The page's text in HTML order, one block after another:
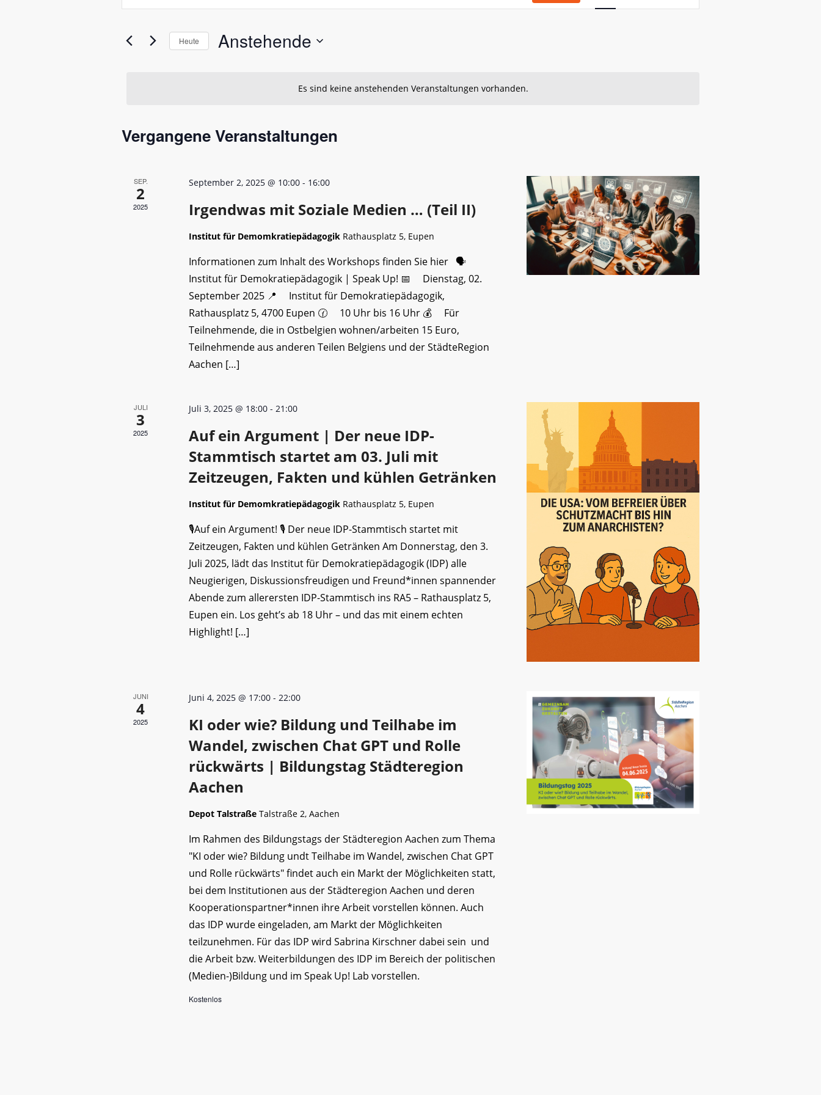
Es sind keine anstehenden Veranstaltungen vorhanden.
und
Ansichtennavigation
Das
Suche
nach
Heute Anstehende
Vergangene Veranstaltungen
SEP.
2
2025
September 2, 2025 @ 10:00 - 16:00
Irgendwas mit Soziale Medien … (Teil II)
Institut für Demomkratiepädagogik Rathausplatz 5, Eupen
Informationen zum Inhalt des Workshops finden Sie hier 🗣️
Institut für Demokratiepädagogik | Speak Up! 📅 Dienstag, 02.
September 2025 📍 Institut für Demokratiepädagogik,
Rathausplatz 5, 4700 Eupen 🕜 10 Uhr bis 16 Uhr 💰 Für
Teilnehmende, die in Ostbelgien wohnen/arbeiten 15 Euro,
Teilnehmende aus anderen Teilen Belgiens und der StädteRegion
Aachen […]
JULI
3
2025
Juli 3, 2025 @ 18:00 -21:00
Auf ein Argument | Der neue IDP-
Stammtisch startet am 03. Juli mit
Zeitzeugen, Fakten und kühlen Getränken
Institut für Demomkratiepädagogik Rathausplatz 5, Eupen
🎙️Auf ein Argument! 🎙️ Der neue IDP-Stammtisch startet mit
Zeitzeugen, Fakten und kühlen Getränken Am Donnerstag, den 3.
Juli 2025, lädt das Institut für Demokratiepädagogik (IDP) alle
Neugierigen, Diskussionsfreudigen und Freund*innen spannender
Abende zum allerersten IDP-Stammtisch ins RA5 – Rathausplatz 5,
Eupen ein. Los geht’s ab 18 Uhr – und das mit einem echten
Highlight! […]
JUNI
4
2025
Juni 4, 2025 @ 17:00 -22:00
KI oder wie? Bildung und Teilhabe im
Wandel, zwischen Chat GPT und Rolle
rückwärts | Bildungstag Städteregion
Aachen
Depot TalstraßeTalstraße 2, Aachen
Im Rahmen des Bildungstags der Städteregion Aachen zum Thema
"KI oder wie? Bildung undt Teilhabe im Wandel, zwischen Chat GPT
und Rolle rückwärts" findet auch ein Markt der Möglichkeiten statt,
bei dem Institutionen aus der Städteregion Aachen und deren
Kooperationspartner*innen ihre Arbeit vorstellen können. Auch
das IDP wurde eingeladen, am Markt der Möglichkeiten
teilzunehmen. Für das IDP wird Sabrina Kirschner dabei sein und
die Arbeit bzw. Weiterbildungen des IDP im Bereich der politischen
(Medien-)Bildung und im Speak Up! Lab vorstellen.
Kostenlos